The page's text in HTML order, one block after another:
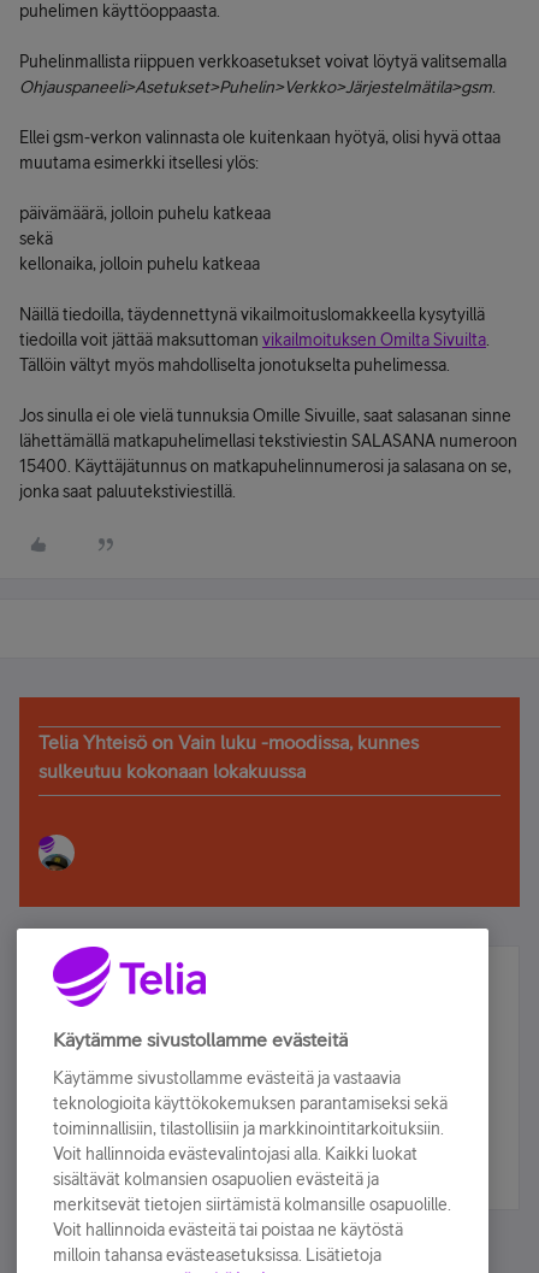
puhelimen käyttöoppaasta.
Puhelinmallista riippuen verkkoasetukset voivat löytyä valitsemalla
Ohjauspaneeli>Asetukset>Puhelin>Verkko>Järjestelmätila>gsm
Ellei gsm-verkon valinnasta ole kuitenkaan hyötyä, olisi hyvä ottaa
muutama esimerkki itsellesi ylös:
päivämäärä, jolloin puhelu katkeaa
sekä
kellonaika, jolloin puhelu katkeaa
Näillä tiedoilla, täydennettynä vikailmoituslomakkeella kysytyillä
tiedoilla voit jättää maksuttoman vikailmoituksen Omilta Sivuilta
Tällöin vältyt myös mahdolliselta jonotukselta puhelimessa.
Jos sinulla ei ole vielä tunnuksia Omille Sivuille, saat salasanan sinne
lähettämällä matkapuhelimellasi tekstiviestin SALASANA numeroon
15400. Käyttäjätunnus on matkapuhelinnumerosi ja salasana on se,
jonka saat paluutekstiviestillä.
Telia Yhteisö on Vain luku -moodissa, kunnes
sulkeutuu kokonaan lokakuussa
Älä jää paitsi – osallistu ja voita!
Tilaa Telian uutiskirje ja olet mukana arvonnassa.
sähköpostiisi.
Tilaa nyt
Käytämme sivustollamme evästeitä
Käytämme sivustollamme evästeitä ja vastaavia
teknologioita käyttökokemuksen parantamiseksi sekä
toiminnallisiin, tilastollisiin ja markkinointitarkoituksiin.
Voit hallinnoida evästevalintojasi alla. Kaikki luokat
sisältävät kolmansien osapuolien evästeitä ja
merkitsevät tietojen siirtämistä kolmansille osapuolille.
Voit hallinnoida evästeitä tai poistaa ne käytöstä
milloin tahansa evästeasetuksissa. Lisätietoja